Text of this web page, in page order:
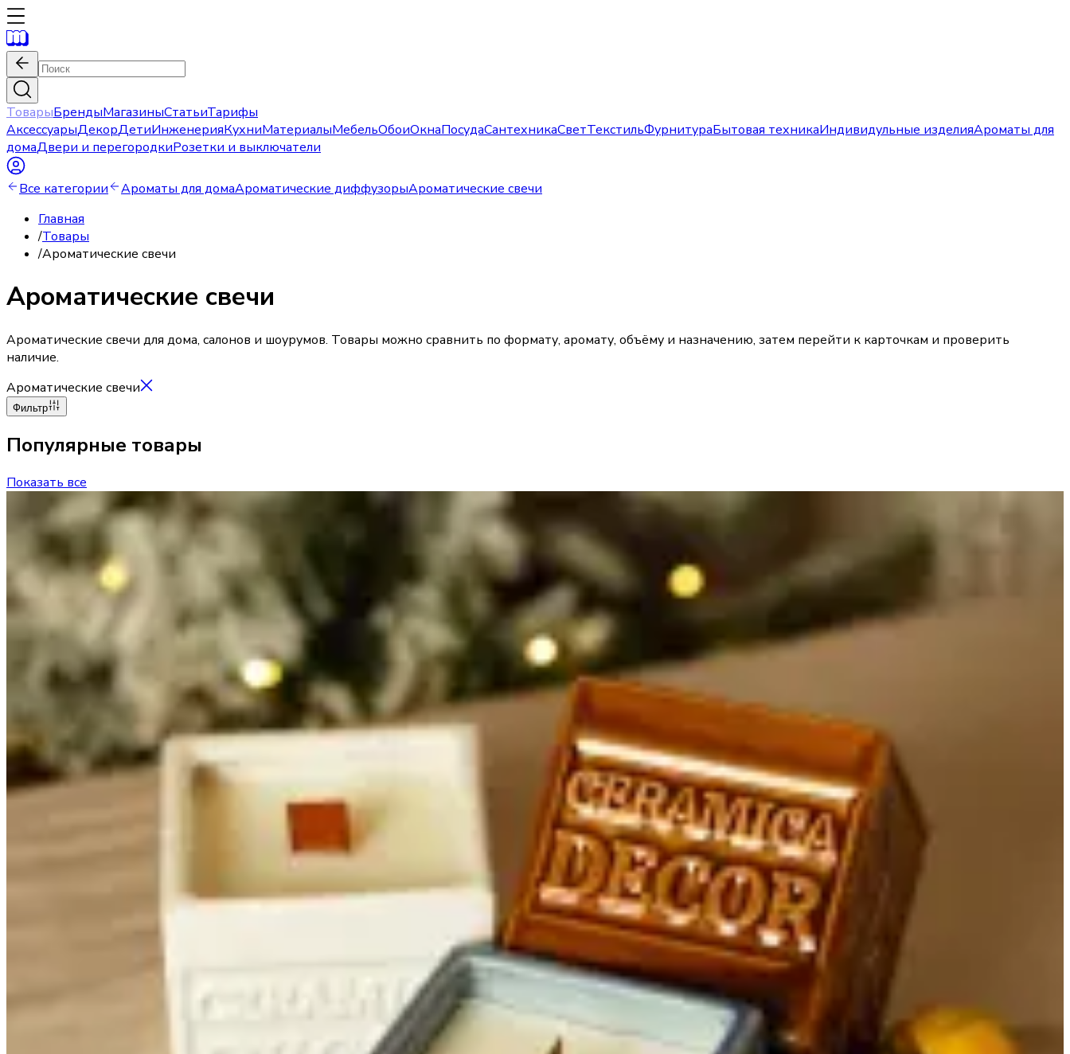
ТоварыБрендыМагазиныСтатьиТарифы
АксессуарыДекорДетиИнженерияКухниМатериалыМебельОбоиОкнаПосудаСантехникаСветТекстильФурнитураБытовая техникаИндивидульные изделияАроматы для
домаДвери и перегородкиРозетки и выключатели
Все категории Ароматы для домаАроматические диффузорыАроматические свечи
Главная
/Товары
/Ароматические свечи
Ароматические свечи
Ароматические свечи для дома, салонов и шоурумов. Товары можно сравнить по формату, аромату, объёму и назначению, затем перейти к карточкам и проверить
наличие.
Ароматические свечи
Фильтр
Популярные товары
Показать все